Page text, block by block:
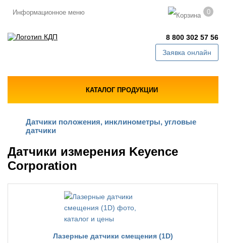
Информационное меню 0
8 800 302 57 56
Заявка онлайн
КАТАЛОГ ПРОДУКЦИИ
Датчики положения, инклинометры, угловые
датчики
Датчики измерения Keyence
Corporation
Лазерные датчики смещения (1D)